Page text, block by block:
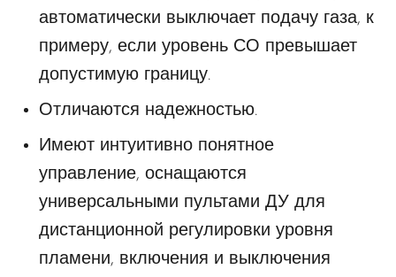
автоматически выключает подачу газа, к
примеру, если уровень СО превышает
допустимую границу.
Отличаются надежностью.
Имеют интуитивно понятное
управление, оснащаются
универсальными пультами ДУ для
дистанционной регулировки уровня
пламени, включения и выключения